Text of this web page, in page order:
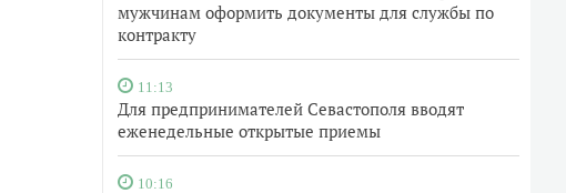
мужчинам оформить документы для службы по
контракту
11:13
Для предпринимателей Севастополя вводят
еженедельные открытые приемы
10:16